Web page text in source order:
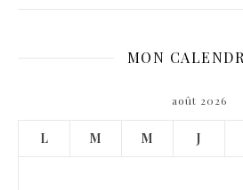
MON
août 2026
L M M J